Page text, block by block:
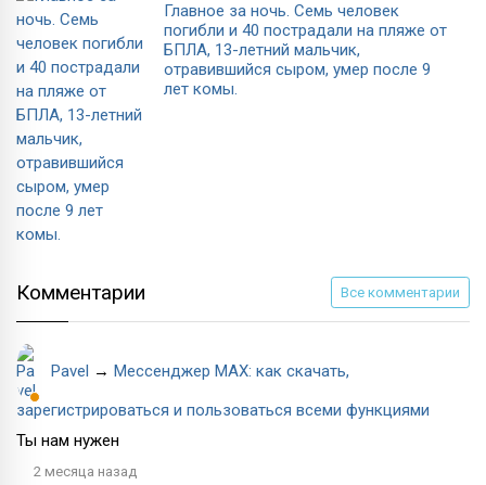
Главное за ночь. Семь человек
погибли и 40 пострадали на пляже от
БПЛА, 13-летний мальчик,
отравившийся сыром, умер после 9
лет комы.
Комментарии Все комментарии
Pavel → Мессенджер МАХ: как скачать,
зарегистрироваться и пользоваться всеми функциями
Ты нам нужен
2 месяца назад